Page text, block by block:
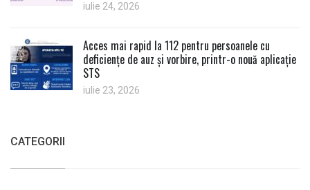
iulie 24, 2026
Acces mai rapid la 112 pentru persoanele cu
deficiențe de auz și vorbire, printr-o nouă aplicație
STS
iulie 23, 2026
CATEGORII